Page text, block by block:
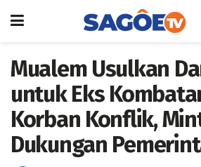
Mualem Usulkan
untuk Eks
Korban Konflik,
Dukungan